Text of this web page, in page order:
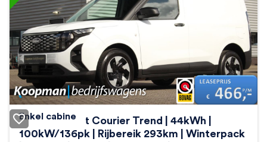
Enkel cabine
Ford E-Transit Courier Trend | 44kWh |
100kW/136pk | Rijbereik 293km | Winterpack